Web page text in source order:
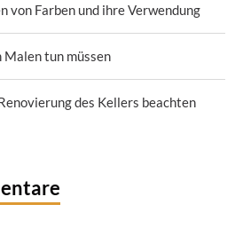
von Farben und ihre Verwendung
Malen tun müssen
des Kellers beachten